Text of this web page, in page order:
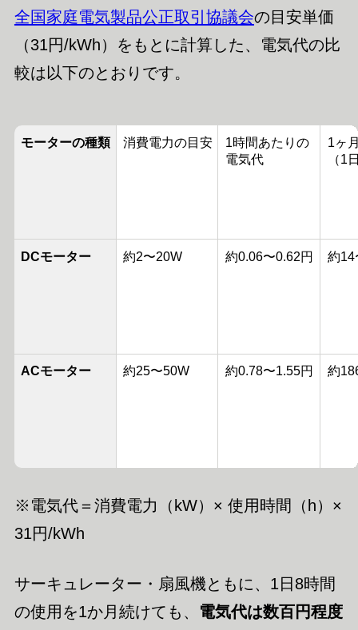
全国家庭電気製品公正取引協議会の目安単価
（31円/kWh）をもとに計算した、電気代の比
較は以下のとおりです。
モーターの種類 消費電力の目安
1時間あたりの
電気代
1ヶ
（1
DCモーター 約2〜20W 約0.06〜0.62円 約14
ACモーター 約25〜50W 約0.78〜1.55円 約
※電気代＝消費電力（kW）× 使用時間（h）×
31円/kWh
サーキュレーター・扇風機ともに、1日8時間
の使用を1か月続けても、 電気代は数百円程度